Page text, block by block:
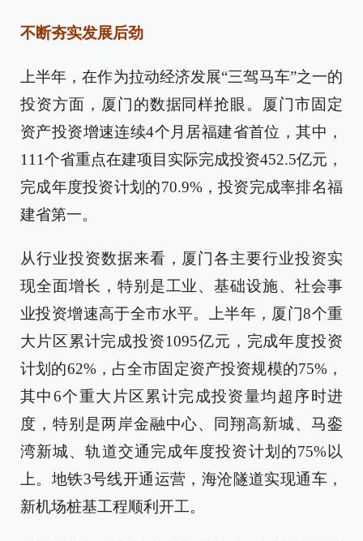
不断夯实发展后劲
上半年，在作为拉动经济发展“三驾马车”之一的
投资方面，厦门的数据同样抢眼。厦门市固定
资产投资增速连续4个月居福建省首位，其中，
111个省重点在建项目实际完成投资452.5亿元，
完成年度投资计划的70.9%，投资完成率排名福
建省第一。
从行业投资数据来看，厦门各主要行业投资实
现全面增长，特别是工业、基础设施、社会事
业投资增速高于全市水平。上半年，厦门8个重
大片区累计完成投资1095亿元，完成年度投资
计划的62%，占全市固定资产投资规模的75%，
其中6个重大片区累计完成投资量均超序时进
度，特别是两岸金融中心、同翔高新城、马銮
湾新城、轨道交通完成年度投资计划的75%以
上。地铁3号线开通运营，海沧隧道实现通车，
新机场桩基工程顺利开工。